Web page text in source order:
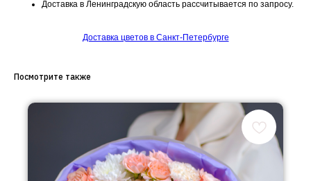
Доставка в Ленинградскую область рассчитывается по запросу.
Доставка цветов в Санкт-Петербурге
Посмотрите также